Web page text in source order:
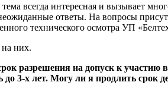
всегда интересная и вызывает
ответы. На вопросы
технического осмотра УП
них.
разрешения на допуск к участию
до 3-х лет. Могу ли я продлить срок